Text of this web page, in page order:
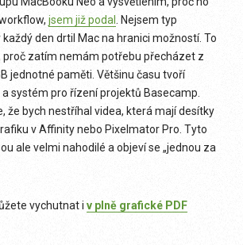
jsem již podal
. Nejsem typ
den drtil Mac na hranici možností. To
proč zatím nemám potřebu přecházet z
jednotné paměti. Většinu času tvoří
systém pro řízení projektů Basecamp.
že bych nestříhal videa, která mají desítky
v Affinity nebo Pixelmator Pro. Tyto
ale velmi nahodilé a objeví se „jednou za
vychutnat i v plně grafické PDF